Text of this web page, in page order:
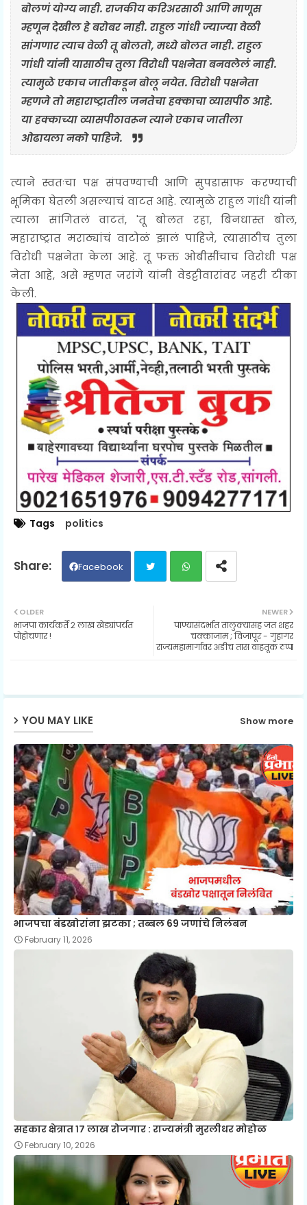
बोलणं योग्य नाही. राजकीय करिअरसाठी आणि माणूस
म्हणून देखील हे बरोबर नाही. राहुल गांधी ज्याज्या वेळी
सांगणार त्याच वेळी तू बोलतो, मध्ये बोलत नाही. राहुल
गांधी यांनी यासाठीच तुला विरोधी पक्षनेता बनवलेलं नाही.
त्यामुळे एकाच जातीकडून बोलू नयेत. विरोधी पक्षनेता
म्हणजे तो महाराष्ट्रातील जनतेचा हक्काचा व्यासपीठ आहे.
या हक्काच्या व्यासपीठावरून त्याने एकाच जातीला
ओढायला नको पाहिजे.
त्याने स्वतःचा पक्ष संपवण्याची आणि सुपडासाफ करण्याची
भूमिका घेतली असल्याचं वाटत आहे. त्यामुळे राहुल गांधी यांनी
त्याला सांगितलं वाटतं, 'तू बोलत रहा, बिनधास्त बोल,
महाराष्ट्रात मराठ्यांचं वाटोळं झालं पाहिजे, त्यासाठीच तुला
विरोधी पक्षनेता केला आहे. तू फक्त ओबीसींचाच विरोधी पक्ष
नेता आहे, असे म्हणत जरांगे यांनी वेडट्टीवारांवर जहरी टीका
केली.
Tags politics
Facebook
ats
NEWER
पाण्यासंदर्भात तालुक्यासह जत शहर
चक्काजाम ; विजापूर - गुहागर
राज्यमहामार्गावर अडीच तास वाहतूक ठप्प
OLDER
भाजपा कार्यकर्ते २ लाख खेड्यांपर्यंत
पोहोचणार !
YOU MAY LIKE Show more
भाजपचा बंडखोरांना झटका ; तब्बल 69 जणांचे निलंबन
February 11, 2026
सहकार क्षेत्रात १७ लाख रोजगार : राज्यमंत्री मुरलीधर मोहोळ
February 10, 2026